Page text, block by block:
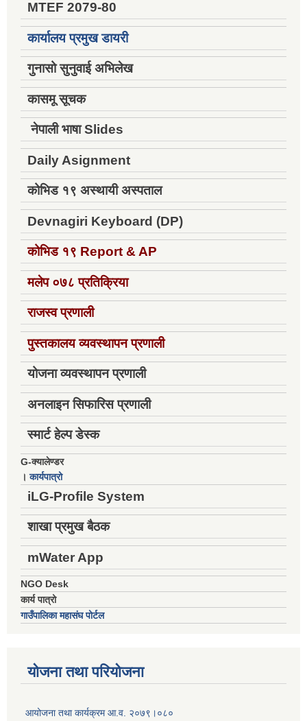
MTEF 2079-80
कार्यालय प्रमुख डायरी
गुनासो सुनुवाई अभिलेख
कासमू सूचक
नेपाली भाषा Slides
Daily Asignment
कोभिड १९ अस्थायी अस्पताल
Devnagiri Keyboard (DP)
कोभिड १९ Report & AP
मलेप ०७८ प्रतिक्रिया
राजस्व प्रणाली
पुस्तकालय व्यवस्थापन प्रणाली
योजना व्यवस्थापन प्रणाली
अनलाइन सिफारिस प्रणाली
स्मार्ट हेल्प डेस्क
G-क्यालेण्डर
।कार्यपात्रो
iLG-Profile System
शाखा प्रमुख बैठक
mWater App
NGO Desk
कार्य पात्रो
गाउँपालिका महासंघ पोर्टल
योजना तथा परियोजना
आयोजना तथा कार्यक्रम आ.व. २०७९।०८०